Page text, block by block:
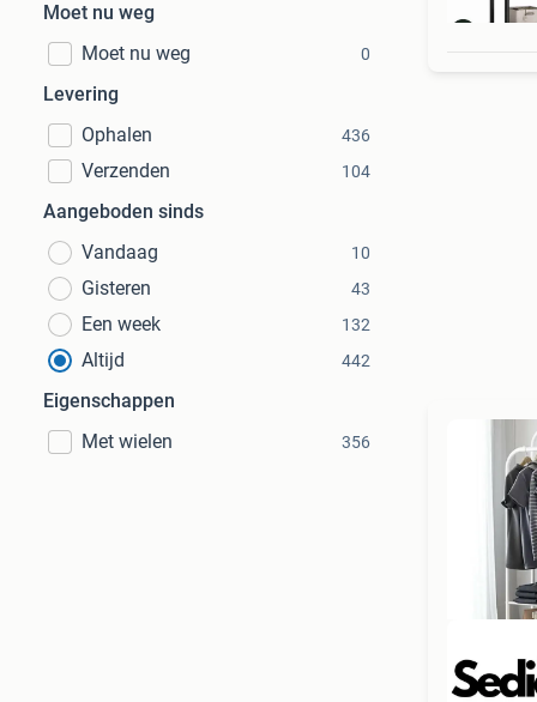
Moet nu weg
Moet nu weg
0
Levering
Ophalen
436
Verzenden 104
Aangeboden sinds
Vandaag
10
Gisteren 43
Een week 132
Altijd 442
Eigenschappen
Met wielen
356